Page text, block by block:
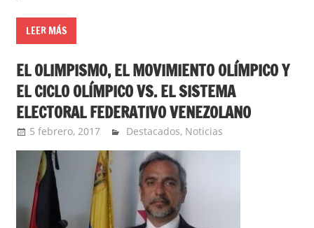
LEER MÁS
EL OLIMPISMO, EL MOVIMIENTO OLÍMPICO Y
EL CICLO OLÍMPICO VS. EL SISTEMA
ELECTORAL FEDERATIVO VENEZOLANO
5 febrero, 2017 admin
Destacados, Noticias